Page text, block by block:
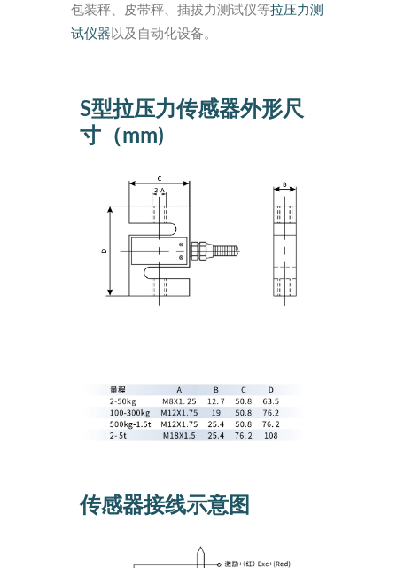
包装秤、皮带秤、插拔力测试仪等拉压力测
试仪器 以及自动化设备。
S型拉压力传感器外形尺
寸（mm)
传感器接线示意图